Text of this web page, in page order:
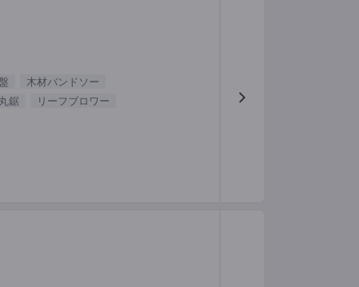
木材バンドソー
鋸
リーフブロワー